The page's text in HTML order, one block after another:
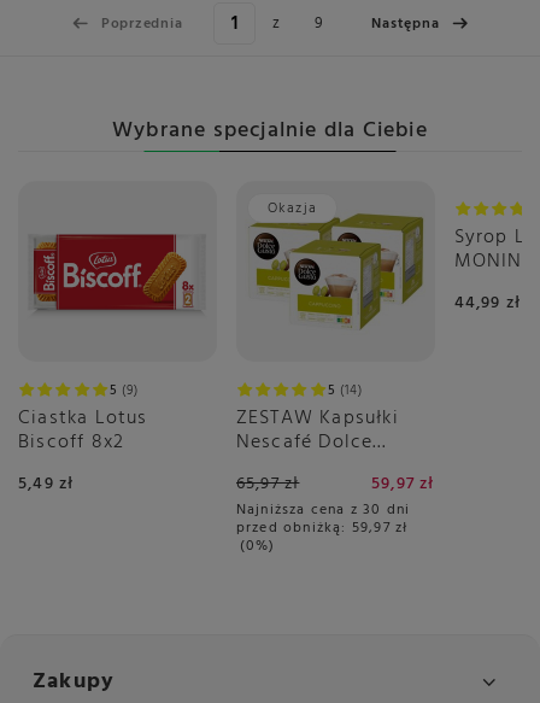
Poprzednia z 9 Następna
Wybrane specjalnie dla Ciebie
5 9
Ciastka Lotus
Biscoff 8x2
5,49 zł
Okazja
5 14
ZESTAW Kapsułki
Nescafé Dolce
3x16 sztuk
65,97 zł 59,97 zł
Najniższa cena z 30 dni
przed obniżką: 59,97 zł
0%
Syrop
MONIN
44,99 zł
Zakupy